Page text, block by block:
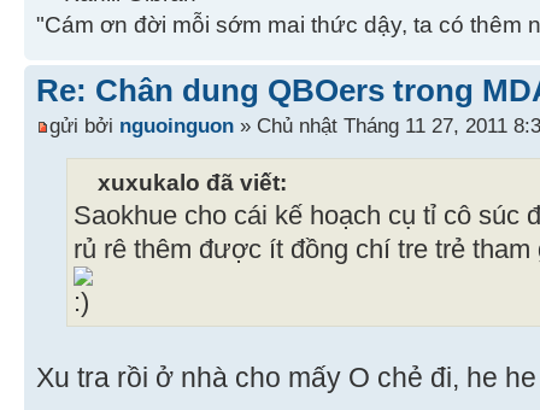
"Cám ơn đời mỗi sớm mai thức dậy, ta có thêm
Re: Chân dung QBOers trong
gửi bởi nguoinguon » Chủ nhật Tháng 11 27, 2011
xuxukalo đã viết:
Saokhue cho cái kế hoạch cụ tỉ cô súc
rủ rê thêm được ít đồng chí tre trẻ
Xu tra rồi ở nhà cho mấy O chẻ đi, he he